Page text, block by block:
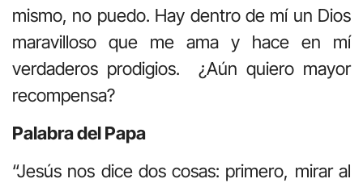
mismo, no puedo. Hay dentro de mí un Dios
maravilloso que me ama y hace en mí
verdaderos prodigios. ¿Aún quiero mayor
recompensa?
Palabra del Papa
“Jesús nos dice dos cosas: primero, mirar al